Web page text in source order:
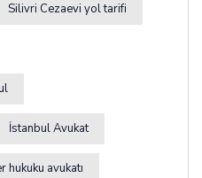
Silivri Cezaevi yol tarifi
İstanbul Avukat
hukuku avukatı